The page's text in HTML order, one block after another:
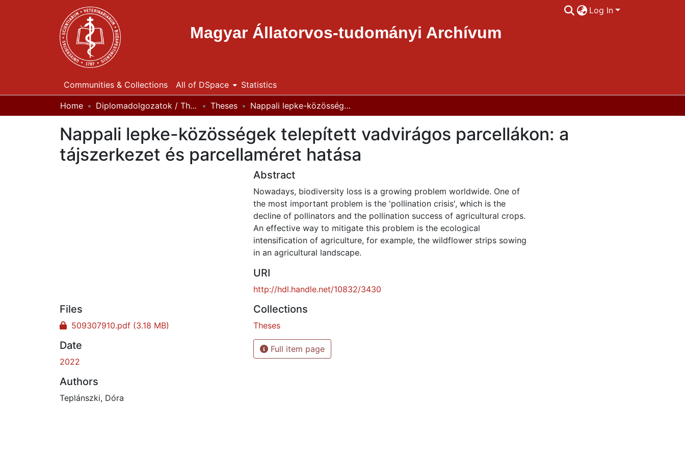
Magyar Állatorvos-tudományi Archívum
Log In
Communities & Collections All of DSpace Statistics
Home Diplomadolgozatok / Theses Theses Nappali lepke-közösségek telepített vadvirágos parcellákon: a tájszerkezet és parcellaméret hatása
Nappali lepke-közösségek telepített vadvirágos parcellákon: a
tájszerkezet és parcellaméret hatása
Files
509307910.pdf (3.18 MB)
Date
2022
Authors
Teplánszki, Dóra
Abstract
Nowadays, biodiversity loss is a growing problem worldwide. One of
the most important problem is the 'pollination crisis', which is the
decline of pollinators and the pollination success of agricultural crops.
An effective way to mitigate this problem is the ecological
intensification of agriculture, for example, the wildflower strips sowing
in an agricultural landscape.
URI
http://hdl.handle.net/10832/3430
Collections
Theses
Full item page